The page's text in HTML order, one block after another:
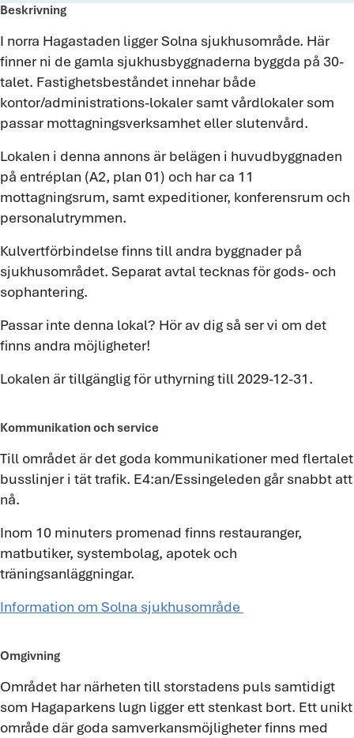
Beskrivning
I norra Hagastaden ligger Solna sjukhusområde. Här
finner ni de gamla sjukhusbyggnaderna byggda på 30-
talet. Fastighetsbeståndet innehar både
kontor/administrations-lokaler samt vårdlokaler som
passar mottagningsverksamhet eller slutenvård.
Lokalen i denna annons är belägen i huvudbyggnaden
på entréplan (A2, plan 01) och har ca 11
mottagningsrum, samt expeditioner, konferensrum och
personalutrymmen.
Kulvertförbindelse finns till andra byggnader på
sjukhusområdet. Separat avtal tecknas för gods- och
sophantering.
Passar inte denna lokal? Hör av dig så ser vi om det
finns andra möjligheter!
Lokalen är tillgänglig för uthyrning till 2029-12-31.
Kommunikation och service
Till området är det goda kommunikationer med flertalet
busslinjer i tät trafik. E4:an/Essingeleden går snabbt att
nå.
Inom 10 minuters promenad finns restauranger,
matbutiker, systembolag, apotek och
träningsanläggningar.
Information om Solna sjukhusområde
Omgivning
Området har närheten till storstadens puls samtidigt
som Hagaparkens lugn ligger ett stenkast bort. Ett unikt
område där goda samverkansmöjligheter finns med